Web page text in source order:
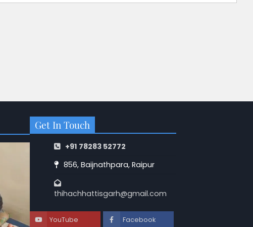
Get In Touch
+91 78283 52772
856, Baijnathpara, Raipur
thihachhattisgarh@gmail.com
YouTube Facebook